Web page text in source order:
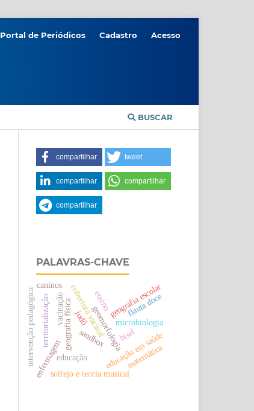
BUSCAR
Portal de Periódicos Cadastro Acesso
compartilhar tweet
compartilhar compartilhar
compartilhar
PALAVRAS-CHAVE
geografia física geomorfologia
geografia escolar
sandbox
cobertura vacinal
educação em saúde
enfermagem
vacinação microbiologia
intervenção pedagógica ensino
bisel
flauta doce
solfejo e teoria musical
matemática
territorialização
educação
judô
caninos